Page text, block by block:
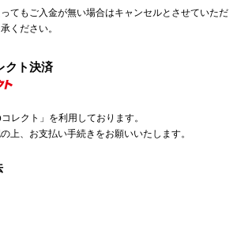
てもご入金が無い場合はキャンセルとさせていただ
ください。
クト決済
レクト」を利用しております。
上、お支払い手続きをお願いいたします。